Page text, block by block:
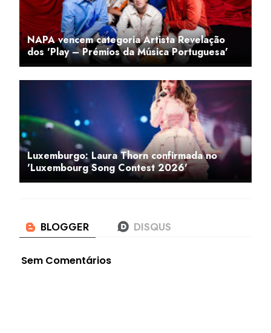
NAPA vencem categoria Artista Revelação
dos 'Play – Prémios da Música Portuguesa'
Luxemburgo: Laura Thorn confirmada no
'Luxembourg Song Contest 2026'
Sem Comentários